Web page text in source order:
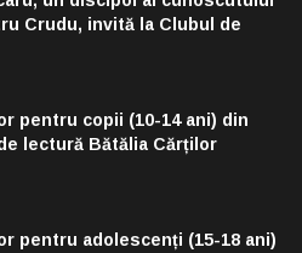
Crudu, invită la Clubul de
pentru copii (10-14 ani) din
lectură Bătălia Cărților
pentru adolescenți (15-18 ani)